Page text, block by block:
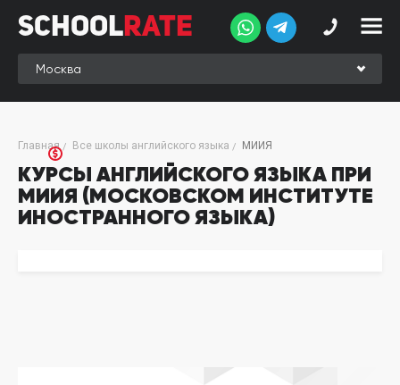
School
Rate
Рейтинг
Online-
рейтинг
Отзывы
студентов
SchoolRate
Главная Все школы английского языка МИИЯ
КУРСЫ АНГЛИЙСКОГО ЯЗЫКА ПРИ
МИИЯ (МОСКОВСКОМ ИНСТИТУТЕ
ИНОСТРАННОГО ЯЗЫКА)